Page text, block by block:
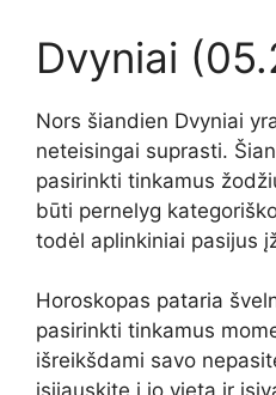
Dvyniai
Nors šiandien Dvyniai
neteisingai suprasti.
pasirinkti tinkamus
būti pernelyg
todėl aplinkiniai pasijus
Horoskopas pataria
pasirinkti tinkamus
išreikšdami savo